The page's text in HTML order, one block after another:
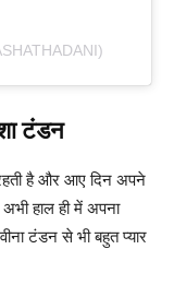
टंडन
रहती है और आए दिन अपने
हाल ही में अपना
टंडन से भी बहुत प्यार